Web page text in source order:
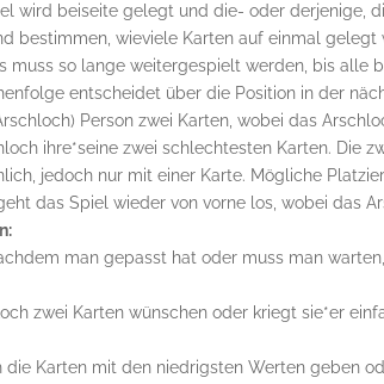
wird beiseite gelegt und die- oder derjenige,
bestimmen, wieviele Karten auf einmal gelegt
muss so lange weitergespielt werden, bis alle
entscheidet über die Position in der
Person zwei Karten, wobei das
ihre*seine zwei schlechtesten Karten. Die
jedoch nur mit einer Karte. Mögliche
das Spiel wieder von vorne los, wobei das
man gepasst hat oder muss man
zwei Karten wünschen oder kriegt sie*er
die Karten mit den niedrigsten Werten geben